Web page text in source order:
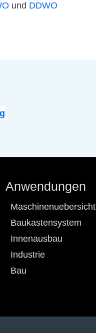
und DDWO
Anwendungen
Maschinenuebersicht
Baukastensystem
Innenausbau
Industrie
Bau